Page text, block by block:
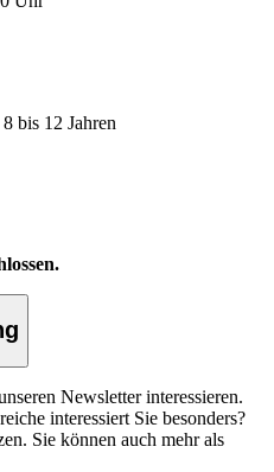
bis 12 Jahren
Newsletter interessieren.
interessiert Sie besonders?
Sie können auch mehr als